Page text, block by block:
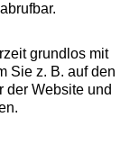
grundlos mit
Sie z. B. auf den
der Website und